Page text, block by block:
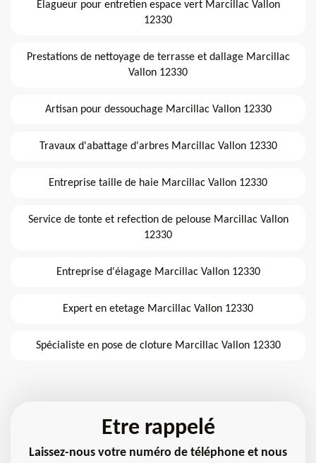
Elagueur pour entretien espace vert Marcillac Vallon
12330
Prestations de nettoyage de terrasse et dallage Marcillac
Vallon 12330
Artisan pour dessouchage Marcillac Vallon 12330
Travaux d'abattage d'arbres Marcillac Vallon 12330
Entreprise taille de haie Marcillac Vallon 12330
Service de tonte et refection de pelouse Marcillac Vallon
12330
Entreprise d'élagage Marcillac Vallon 12330
Expert en etetage Marcillac Vallon 12330
Spécialiste en pose de cloture Marcillac Vallon 12330
Etre rappelé
Laissez-nous votre numéro de téléphone et nous